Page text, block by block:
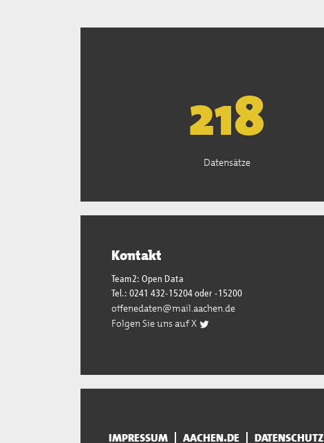
221
Datensätze
Kontakt
Team2: Open Data
Tel.: 0241 432-15204 oder -15200
offenedaten@mail.aachen.de
Folgen Sie uns auf X
IMPRESSUM AACHEN.DE DATENSCHUTZ